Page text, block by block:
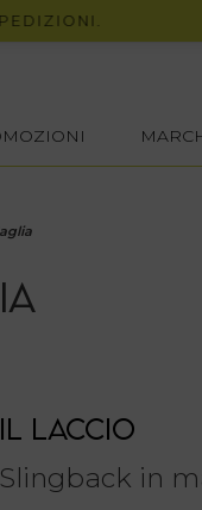
IL LACCIO
Slingback in